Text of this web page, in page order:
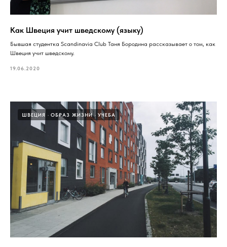
Как Швеция учит шведскому (языку)
Бывшая студентка Scandinavia Club Таня Бородина рассказывает о том, как
Швеция учит шведскому.
19.06.2020
ШВЕЦИЯ ОБРАЗ ЖИЗНИ УЧЕБА